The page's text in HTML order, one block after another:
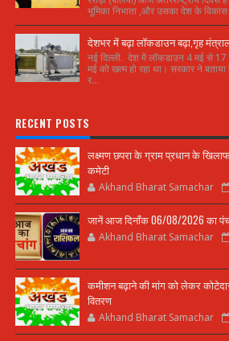
भूमिका निभाता ,और उसका देश के विकास
देशभर में बढ़ा लॉकडाउन बढ़ा,गृह
नई दिल्ली. देश में लॉकडाउन 4 मई से 17
मई को खत्म हो रहा था। सरकार ने
र...
RECENT POSTS
लक्ष्मण छपरा के ग्राम प्रधान के
कमेटी
Akhand Bharat Samachar
जानें आज दिनाँक 06/08/2026 का
Akhand Bharat Samachar
कमीशन बढ़ाने की मांग को लेकर
वितरण
Akhand Bharat Samachar